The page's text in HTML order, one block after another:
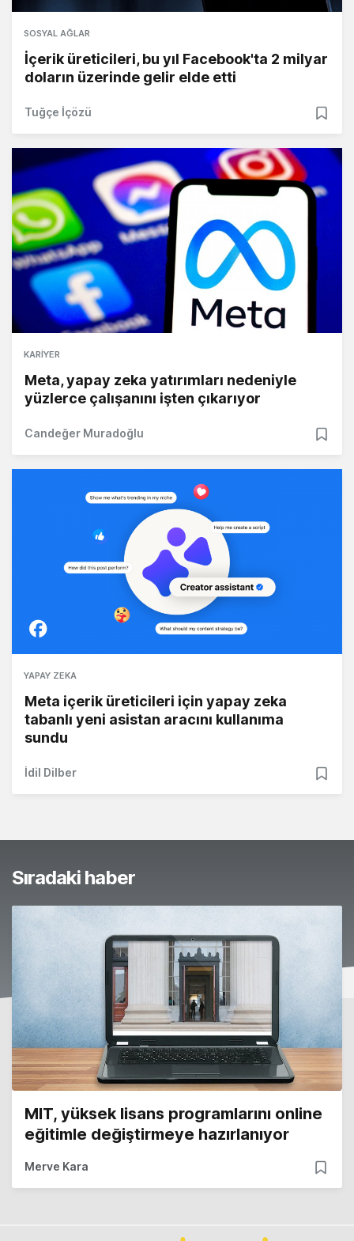
SOSYAL AĞLAR
İçerik üreticileri, bu yıl Facebook'ta 2 milyar
doların üzerinde gelir elde etti
Tuğçe İçözü
KARIYER
Meta, yapay zeka yatırımları nedeniyle
yüzlerce çalışanını işten çıkarıyor
Candeğer Muradoğlu
YAPAY ZEKA
Meta içerik üreticileri için yapay zeka
tabanlı yeni asistan aracını kullanıma
sundu
İdil Dilber
Sıradaki haber
MIT, yüksek lisans programlarını online
eğitimle değiştirmeye hazırlanıyor
Merve Kara